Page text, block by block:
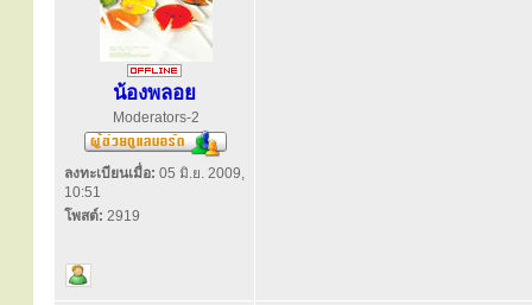
น้องพลอย
Moderators-2
ลงทะเบียนเมื่อ: 05 มิ.ย. 2009,
10:51
โพสต์: 2919